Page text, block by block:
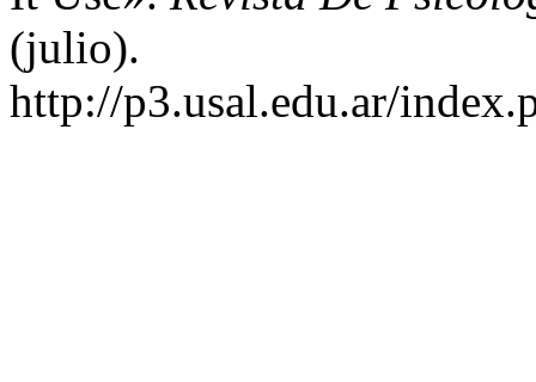
(julio).
http://p3.usal.edu.ar/